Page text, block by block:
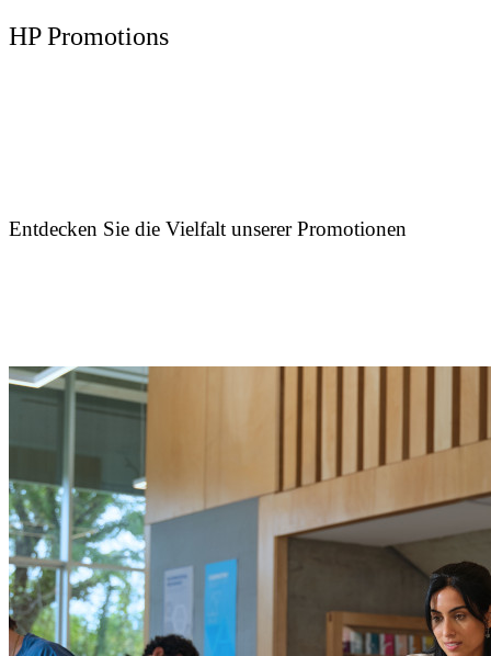
HP Promotions
Entdecken Sie die Vielfalt unserer Promotionen